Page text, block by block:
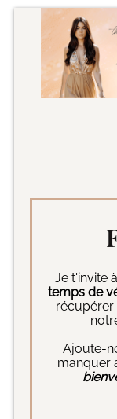
Je t'invite à
temps de
récupérer
Ajoute-
manquer